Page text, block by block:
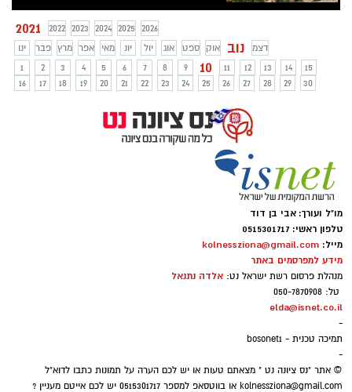
פעילויות בדרום עם רשות הטבע והגנים. אז
אחרי שנסיים לאכול לביבות, סופגניות ואולי
נצפה בפסטיגל, נצא לטיולי חנוכה ופעילויות
בחיק הטבע. מתי חופש חנוכה ואיזה
פעילויות יש בחג?
2021 2022 2023 2024 2025
2026
ינו
פבר מרץ אפר מאי יונ יול אוג ספט אוק נוב
דצמ
1
2 3 4 5 6 7 8 9 10 11 12 13 14
15
16
17 18 19 20 21 22 23 24 25 26 27 28 29 30
מו"ל ועורך: אבי בן דוד
טלפון ראשי: 0515301717
מייל: kolnessziona@gmail.com
מידע למפרסמים באתר
מנהלת פרסום רשת ישראל נט: אלדה נתנאל
טל: 050-7870908
elda@isnet.co.il
-
תמיכה טכנית - bosonet1
-
© אתר "נס ציונה נט " מצאתם טעות או יש לכם הערה על תמונות כתבו לדוא"ל
kolnessziona@gmail.com
או בווטסאפ למספר 0515301717 יש לכם אייטם מעניין ?